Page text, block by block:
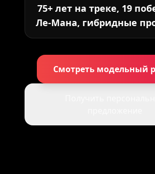
75+ лет на треке, 19
Ле-Мана, гибридные
Смотреть модельный